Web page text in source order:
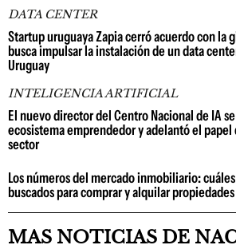
DATA CENTER
Startup uruguaya Zapia cerró acuerdo con la
busca impulsar la instalación de un data
Uruguay
INTELIGENCIA ARTIFICIAL
El nuevo director del Centro Nacional de IA
ecosistema emprendedor y adelantó el
sector
Los números del mercado inmobiliario:
buscados para comprar y alquilar
MAS NOTICIAS DE